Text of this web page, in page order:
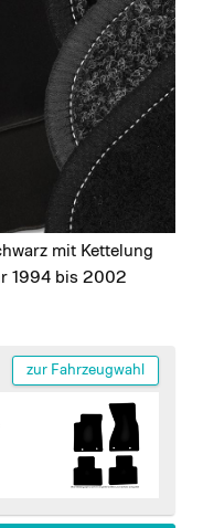
mit Kettelung
1994 bis 2002
zur Fahrzeugwahl